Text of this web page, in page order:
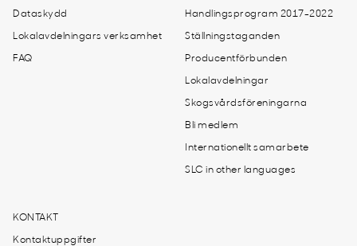
Dataskydd
Lokalavdelningars verksamhet
FAQ
Handlingsprogram 2017-2022
Ställningstaganden
Producentförbunden
Lokalavdelningar
Skogsvårdsföreningarna
Bli medlem
Internationellt samarbete
SLC in other languages
KONTAKT
Kontaktuppgifter